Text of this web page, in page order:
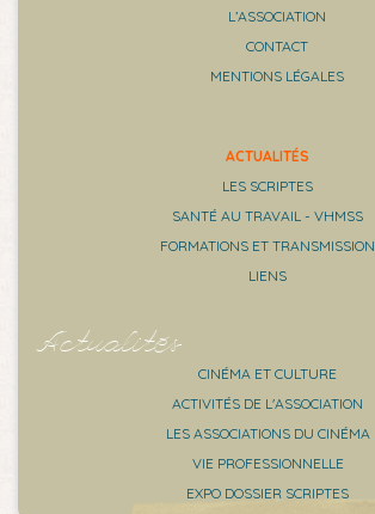
L’ASSOCIATION
CONTACT
MENTIONS LÉGALES
ACTUALITÉS
LES SCRIPTES
SANTÉ AU TRAVAIL - VHMSS
FORMATIONS ET TRANSMISSION
LIENS
Actualités
CINÉMA ET CULTURE
ACTIVITÉS DE L'ASSOCIATION
LES ASSOCIATIONS DU CINÉMA
VIE PROFESSIONNELLE
EXPO DOSSIER SCRIPTES